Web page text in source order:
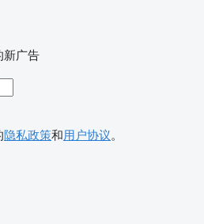
新广告
隐私政策和用户协议。